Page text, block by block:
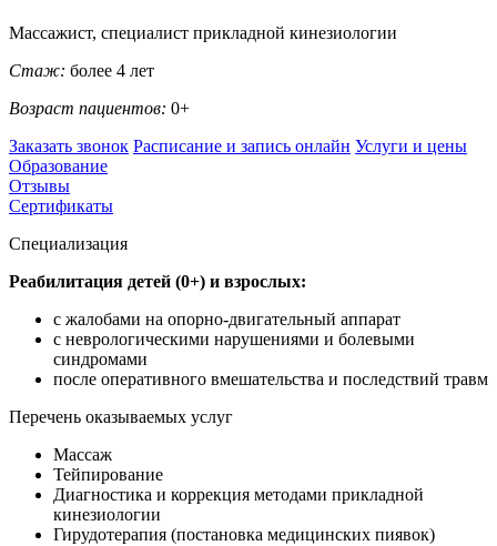
Массажист, специалист прикладной кинезиологии
Стаж: более 4 лет
Возраст пациентов: 0+
Заказать звонок Расписание и запись онлайн Услуги и цены
Образование
Отзывы
Сертификаты
Специализация
Реабилитация детей (0+) и взрослых:
с жалобами на опорно-двигательный аппарат
с неврологическими нарушениями и болевыми
синдромами
после оперативного вмешательства и последствий травм
Перечень оказываемых услуг
Массаж
Тейпирование
Диагностика и коррекция методами прикладной
кинезиологии
Гирудотерапия (постановка медицинских пиявок)